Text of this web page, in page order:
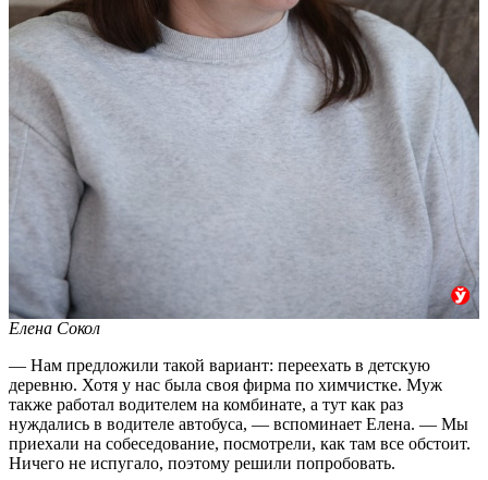
Елена Сокол
— Нам предложили такой вариант: переехать в детскую
деревню. Хотя у нас была своя фирма по химчистке. Муж
также работал водителем на комбинате, а тут как раз
нуждались в водителе автобуса, — вспоминает Елена. — Мы
приехали на собеседование, посмотрели, как там все обстоит.
Ничего не испугало, поэтому решили попробовать.